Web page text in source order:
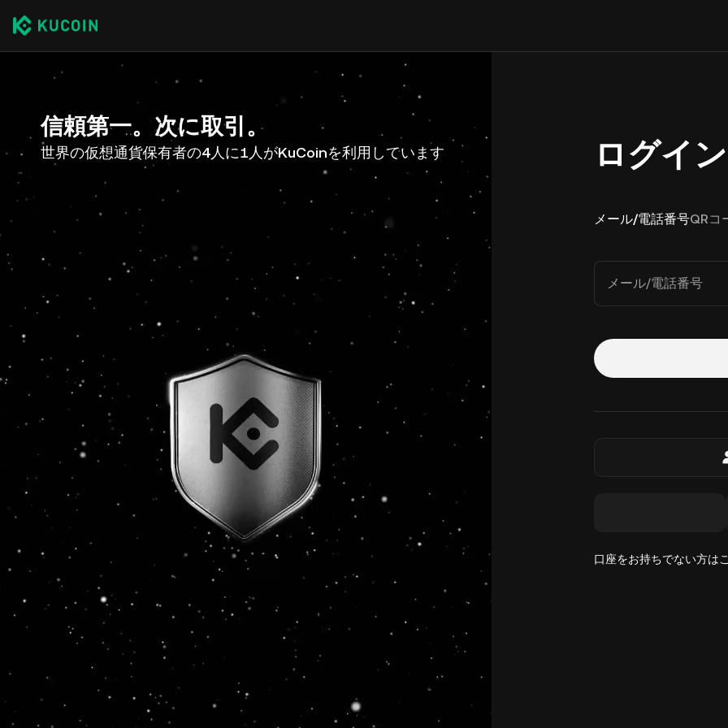
信頼第一。次に取引。
世界の仮想通貨保有者の4人に1人がKuCoinを利用しています ログイン
メール/電話番号QRコ
メール/電話番号
口座をお持ちでない方は